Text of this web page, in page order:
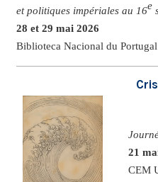
et politiques impériales au 16e
28 et 29 mai 2026
Biblioteca Nacional du Portugal
21
CEM